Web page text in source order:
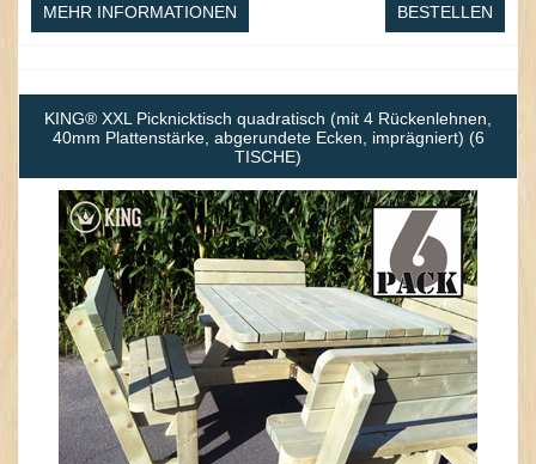
MEHR INFORMATIONEN BESTELLEN
KING® XXL Picknicktisch quadratisch (mit 4 Rückenlehnen,
40mm Plattenstärke, abgerundete Ecken, imprägniert) (6
TISCHE)